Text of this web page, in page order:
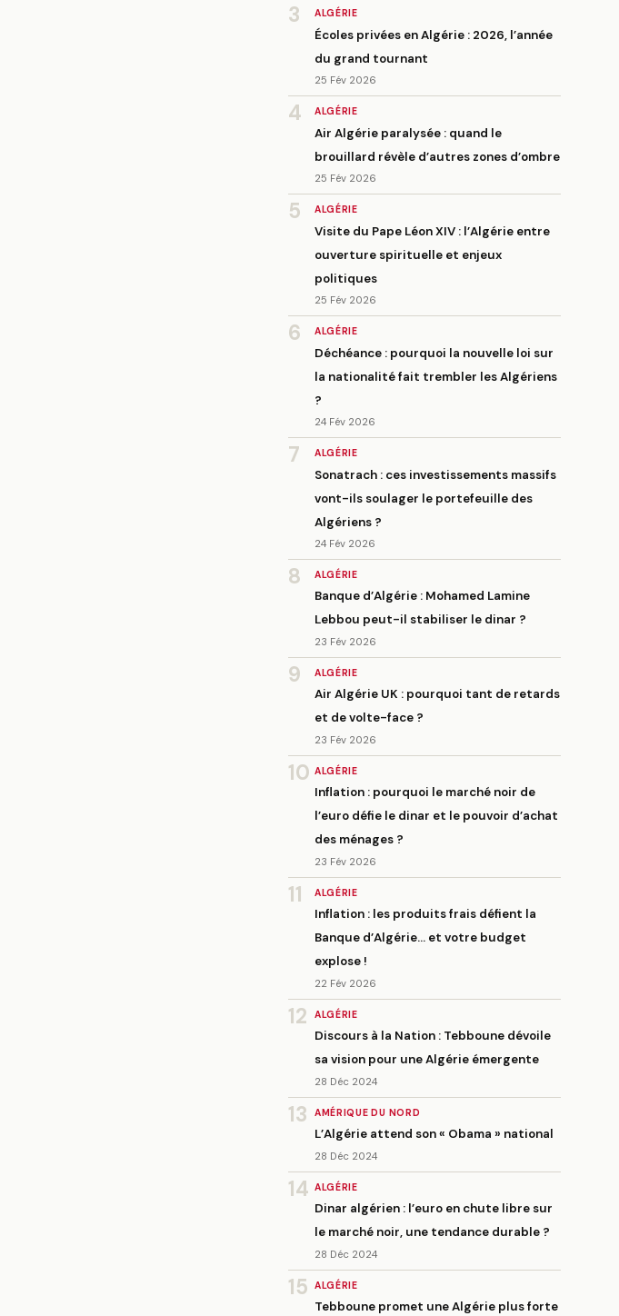
3 ALGÉRIE
Écoles privées en Algérie : 2026, l’année
du grand tournant
25 Fév 2026
4 ALGÉRIE
Air Algérie paralysée : quand le
brouillard révèle d’autres zones d’ombre
25 Fév 2026
5 ALGÉRIE
Visite du Pape Léon XIV : l’Algérie entre
ouverture spirituelle et enjeux
politiques
25 Fév 2026
6 ALGÉRIE
Déchéance : pourquoi la nouvelle loi sur
la nationalité fait trembler les Algériens
?
24 Fév 2026
7 ALGÉRIE
Sonatrach : ces investissements massifs
vont-ils soulager le portefeuille des
Algériens ?
24 Fév 2026
8 ALGÉRIE
Banque d’Algérie : Mohamed Lamine
Lebbou peut-il stabiliser le dinar ?
23 Fév 2026
9 ALGÉRIE
Air Algérie UK : pourquoi tant de retards
et de volte-face ?
23 Fév 2026
10 ALGÉRIE
Inflation : pourquoi le marché noir de
l’euro défie le dinar et le pouvoir d’achat
des ménages ?
23 Fév 2026
11 ALGÉRIE
Inflation : les produits frais défient la
Banque d’Algérie… et votre budget
explose !
22 Fév 2026
12 ALGÉRIE
Discours à la Nation : Tebboune dévoile
sa vision pour une Algérie émergente
28 Déc 2024
13 AMÉRIQUE DU NORD
L’Algérie attend son « Obama » national
28 Déc 2024
14 ALGÉRIE
Dinar algérien : l’euro en chute libre sur
le marché noir, une tendance durable ?
28 Déc 2024
15 ALGÉRIE
Tebboune promet une Algérie plus forte